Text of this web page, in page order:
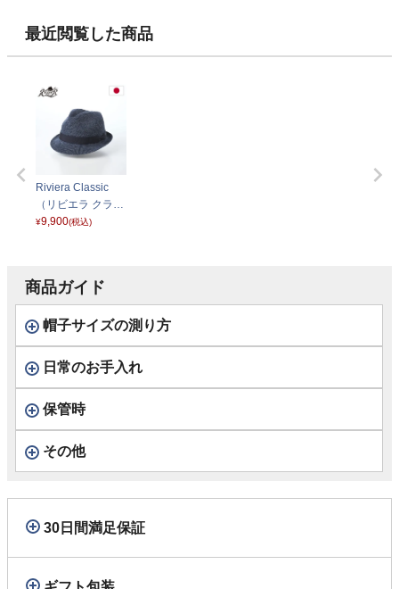
最近閲覧した商品
Riviera Classic
（リビエラ クラシ
ック） インディゴ
¥9,900(税込)
商品ガイド
帽子サイズの測り方
日常のお手入れ
保管時
その他
30日間満足保証